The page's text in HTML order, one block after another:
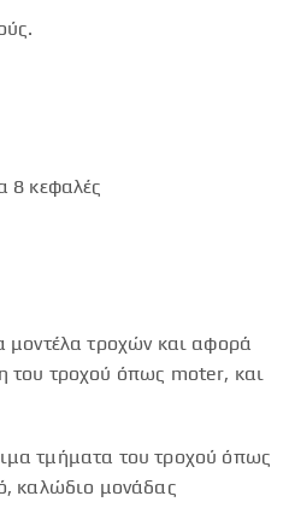
8 κεφαλές
μοντέλα τροχών και αφορά
του τροχού όπως moter, και
τμήματα του τροχού όπως
καλώδιο μονάδας